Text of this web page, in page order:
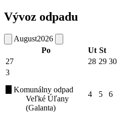
Vývoz odpadu
August2026
Po
Ut St
27
28 29 30
3
Komunálny odpad
Veľké Úľany
(Galanta)
4 5 6